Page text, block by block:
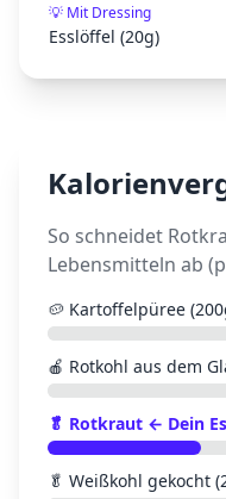
💡 Mit Dressing
Esslöffel (20g)
So schneidet
Lebensmitteln ab
🥔 Kartoffelpüree
🍎 Rotkohl aus dem
🥬 Rotkraut ← Dein
🥬 Weißkohl gekocht